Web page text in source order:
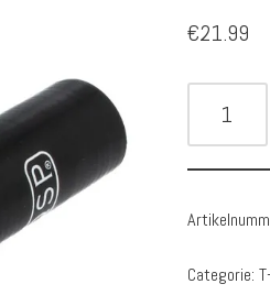
€21.99
Categorie: